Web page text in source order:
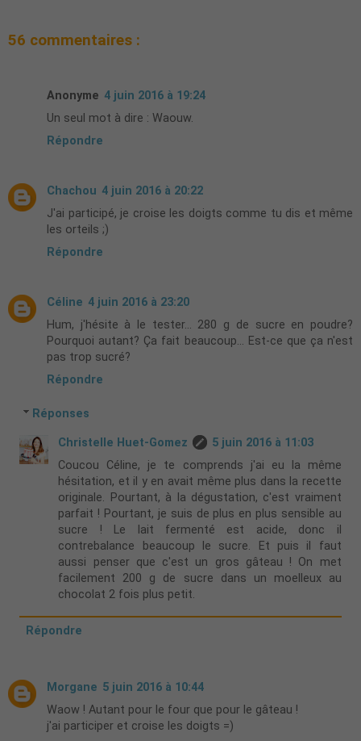
56 commentaires :
Anonyme 4 juin 2016 à 19:24
Un seul mot à dire : Waouw.
Répondre
Chachou 4 juin 2016 à 20:22
J'ai participé, je croise les doigts comme tu dis et même
les orteils ;)
Répondre
Céline 4 juin 2016 à 23:20
Hum, j'hésite à le tester... 280 g de sucre en poudre?
Pourquoi autant? Ça fait beaucoup... Est-ce que ça n'est
pas trop sucré?
Répondre
Réponses
Christelle Huet-Gomez
5 juin 2016 à 11:03
Coucou Céline, je te comprends j'ai eu la même
hésitation, et il y en avait même plus dans la recette
originale. Pourtant, à la dégustation, c'est vraiment
parfait ! Pourtant, je suis de plus en plus sensible au
sucre ! Le lait fermenté est acide, donc il
contrebalance beaucoup le sucre. Et puis il faut
aussi penser que c'est un gros gâteau ! On met
facilement 200 g de sucre dans un moelleux au
chocolat 2 fois plus petit.
Répondre
Morgane 5 juin 2016 à 10:44
Waow ! Autant pour le four que pour le gâteau !
j'ai participer et croise les doigts =)